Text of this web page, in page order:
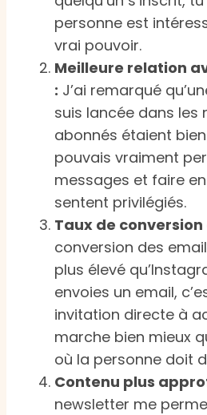
personne est
vrai pouvoir.
Meilleure relation
: J’ai remarqué
suis lancée dans les
abonnés étaient
pouvais vraiment
messages et faire
sentent privilégiés.
Taux de conversion
conversion des
plus élevé
envoies un email,
invitation directe à
marche bien mieux
où la personne doit
Contenu plus
newsletter me